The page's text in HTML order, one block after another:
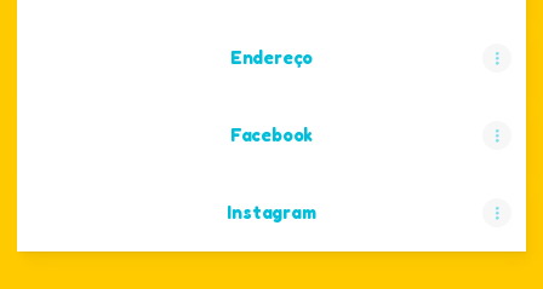
Endereço
Facebook
Instagram